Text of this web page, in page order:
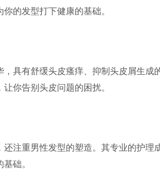
的发型打下健康的基础。
具有舒缓头皮瘙痒、抑制头皮屑生成
你告别头皮问题的困扰。
注重男性发型的塑造。其专业的护理
础。